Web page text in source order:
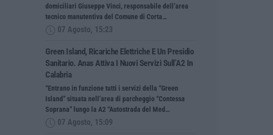
domiciliari Giuseppe Vinci, responsabile dell’area
tecnico manutentiva del Comune di Corta…
07 Agosto, 15:23
Green Island, Ricariche Elettriche E Un Presidio
Sanitario. Anas Attiva I Nuovi Servizi Sull’A2 In
Calabria
“Entrano in funzione tutti i servizi della “Green
Island” situata nell’area di parcheggio “Contessa
Soprana” lungo la A2 “Autostrada del Med…
07 Agosto, 15:09